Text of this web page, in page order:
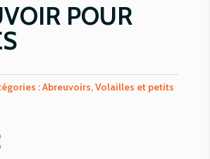
POUR
:Abreuvoirs,Volailles et petits